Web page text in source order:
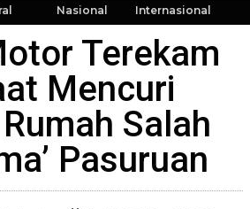
Nasional Internasional
Terekam
Mencuri
Salah
Pasuruan